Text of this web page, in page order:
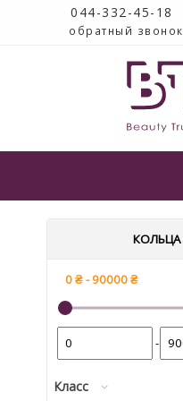
044-332-45-18
обратный звонок
КОЛЬЦА
-
Класс